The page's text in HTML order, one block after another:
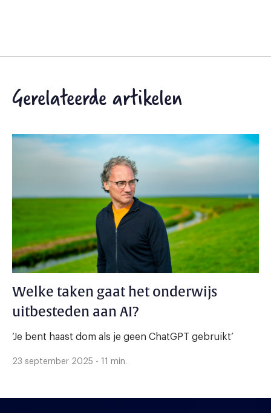
Gerelateerde artikelen
Welke taken gaat het onderwijs
uitbesteden aan AI?
‘Je bent haast dom als je geen ChatGPT gebruikt’
23 september 2025 - 11 min.